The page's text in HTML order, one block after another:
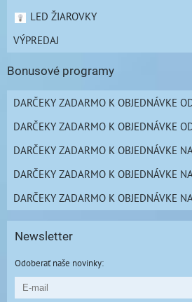
LED ŽIAROVKY
VÝPREDAJ
Bonusové programy
DARČEKY ZADARMO K OBJEDNÁVKE
DARČEKY ZADARMO K OBJEDNÁVKE
DARČEKY ZADARMO K OBJEDNÁVKE
DARČEKY ZADARMO K OBJEDNÁVKE
DARČEKY ZADARMO K OBJEDNÁVKE
Newsletter
Odoberať naše novinky: